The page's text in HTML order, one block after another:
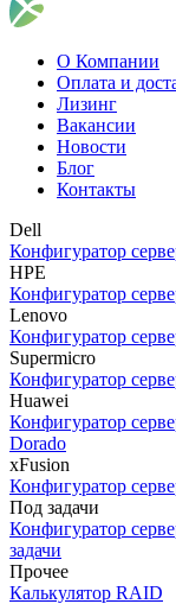
О Компании
Оплата и
Лизинг
Вакансии
Новости
Блог
Контакты
Dell
Конфигуратор
HPE
Конфигуратор
Lenovo
Конфигуратор
Supermicro
Конфигуратор
Huawei
Конфигуратор
Dorado
xFusion
Конфигуратор
Под задачи
Конфигуратор
задачи
Прочее
Калькулятор RAID